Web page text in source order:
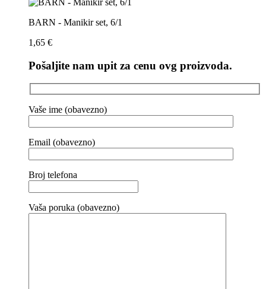
BARN - Manikir set, 6/1
1,65 €
Pošaljite nam upit za cenu ovg proizvoda.
Vaše ime (obavezno)
Email (obavezno)
Broj telefona
Vaša poruka (obavezno)